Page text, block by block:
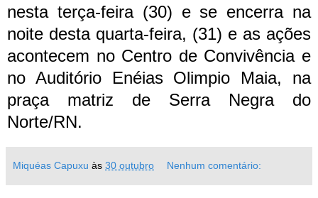
nesta terça-feira (30) e se encerra na
noite desta quarta-feira, (31) e as ações
acontecem no Centro de Convivência e
no Auditório Enéias Olimpio Maia, na
praça matriz de Serra Negra do
Norte/RN.
Miquéas Capuxu às 30 outubro Nenhum comentário: